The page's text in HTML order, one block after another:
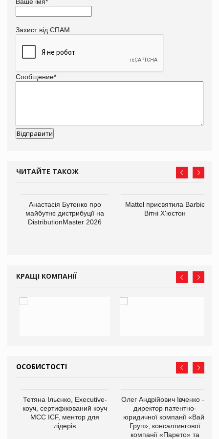
Захист від СПАМ
Сообщение*
ЧИТАЙТЕ ТАКОЖ
Анастасія Бутенко про
майбутнє дистрибуції на
DistributionMaster 2026
Mattel присвятила Barbie
Вітні Х'юстон
КРАЩІ КОМПАНІЇ
ОСОБИСТОСТІ
Тетяна Ільєнко, Executive-
коуч, сертифікований коуч
МСС ICF, ментор для
лідерів
Олег Андрійович Івченко —
директор патентно-
юридичної компанії «Вайз
Груп», консалтингової
компанії «Парето» та